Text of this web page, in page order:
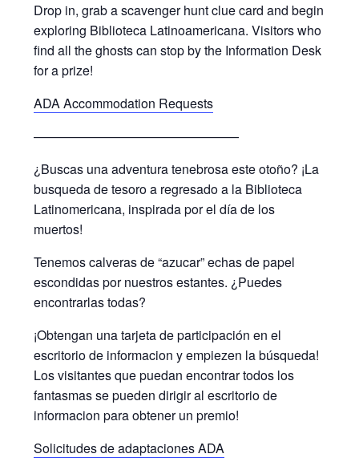
Drop in, grab a scavenger hunt clue card and begin
exploring Biblioteca Latinoamericana. Visitors who
find all the ghosts can stop by the Information Desk
for a prize!
ADA Accommodation Requests
————————————————
¿Buscas una adventura tenebrosa este otoño? ¡La
busqueda de tesoro a regresado a la Biblioteca
Latinomericana, inspirada por el día de los
muertos!
Tenemos calveras de “azucar” echas de papel
escondidas por nuestros estantes. ¿Puedes
encontrarlas todas?
¡Obtengan una tarjeta de participación en el
escritorio de informacion y empiezen la búsqueda!
Los visitantes que puedan encontrar todos los
fantasmas se pueden dirigir al escritorio de
informacion para obtener un premio!
Solicitudes de adaptaciones ADA